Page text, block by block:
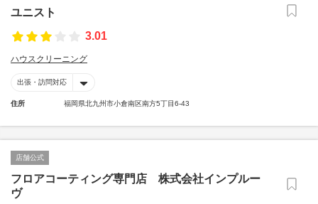
ユニスト
3.01
ハウスクリーニング
出張・訪問対応
住所 福岡県北九州市小倉南区南方5丁目6-43
店舗公式
フロアコーティング専門店 株式会社インプルー
ヴ